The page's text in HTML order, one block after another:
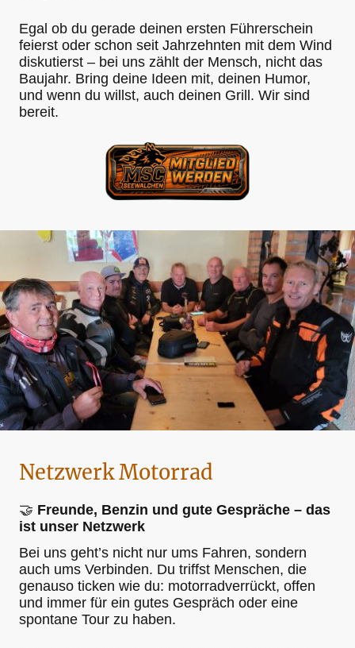
Egal ob du gerade deinen ersten Führerschein
feierst oder schon seit Jahrzehnten mit dem Wind
diskutierst – bei uns zählt der Mensch, nicht das
Baujahr. Bring deine Ideen mit, deinen Humor,
und wenn du willst, auch deinen Grill. Wir sind
bereit.
Netzwerk Motorrad
🤝 Freunde, Benzin und gute Gespräche – das
ist unser Netzwerk
Bei uns geht’s nicht nur ums Fahren, sondern
auch ums Verbinden. Du triffst Menschen, die
genauso ticken wie du: motorradverrückt, offen
und immer für ein gutes Gespräch oder eine
spontane Tour zu haben.